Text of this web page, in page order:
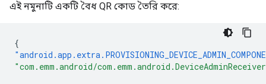
এই নমুনাটি একটি বৈধ QR কোড তৈরি করে:
{
"com.emm.android/